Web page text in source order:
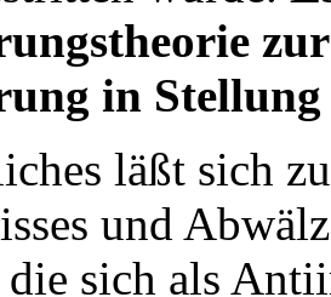
in
läßt sich
und
sich als